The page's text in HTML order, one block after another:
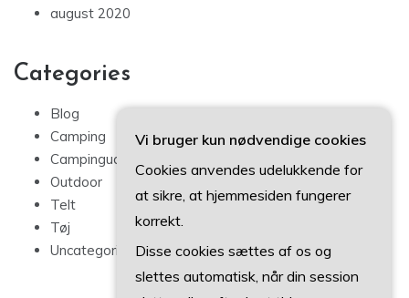
Blog
Camping
Campingudstyr
Outdoor
Telt
Tøj
Uncategorized
Vi bruger kun nødvendige cookies
Cookies anvendes udelukkende for
at sikre, at hjemmesiden fungerer
korrekt.
Disse cookies sættes af os og
slettes automatisk, når din session